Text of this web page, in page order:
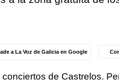
a La Voz de Galicia en Google
de Castrelos.